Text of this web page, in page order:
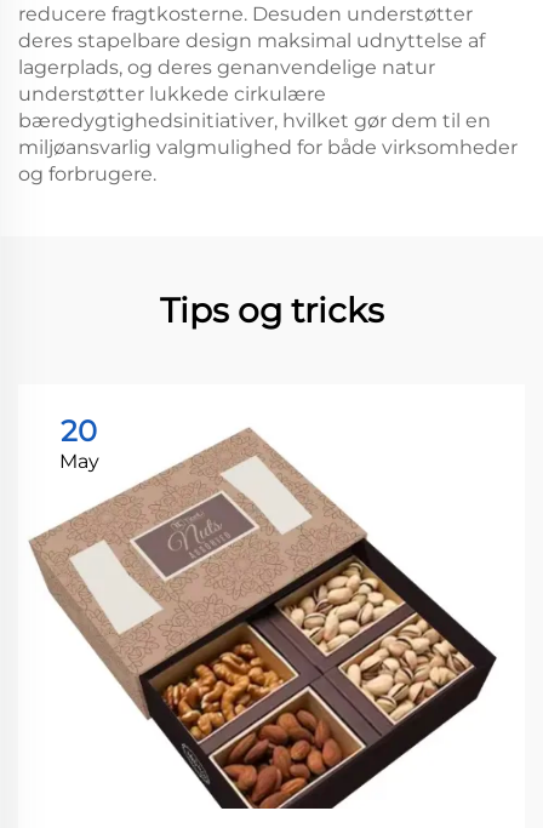
reducere fragtkosterne. Desuden understøtter
deres stapelbare design maksimal udnyttelse af
lagerplads, og deres genanvendelige natur
understøtter lukkede cirkulære
bæredygtighedsinitiativer, hvilket gør dem til en
miljøansvarlig valgmulighed for både virksomheder
og forbrugere.
Tips og tricks
20
May